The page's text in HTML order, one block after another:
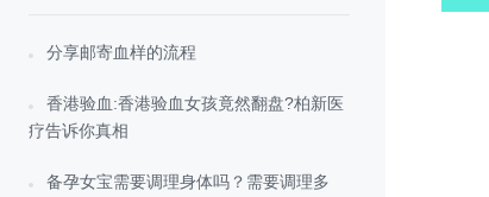
分享邮寄血样的流程
香港验血:香港验血女孩竟然翻盘?柏新医
疗告诉你真相
备孕女宝需要调理身体吗？需要调理多